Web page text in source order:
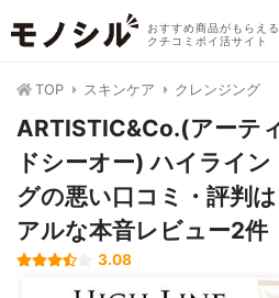
おすすめ商品がもらえる
クチコミポイ活サイト
TOP スキンケア クレンジング
ARTISTIC&Co.(アーテ
ドシーオー) ハイライ
グの悪い口コミ・評判
アルな本音レビュー2件
3.08